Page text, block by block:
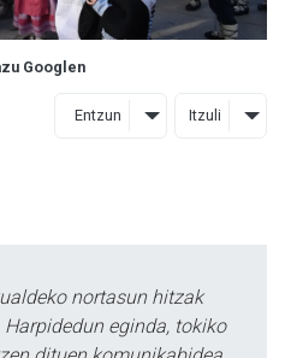
Googlen
Entzun Itzuli
nortasun hitzak
eginda, tokiko